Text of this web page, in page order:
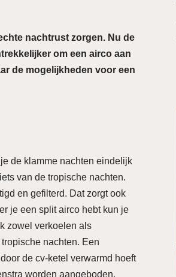
nachtrust zorgen. Nu de
om een airco aan
de mogelijkheden voor een
de klamme nachten eindelijk
van de tropische nachten.
en gefilterd. Dat zorgt ook
je een split airco hebt kun je
zowel verkoelen als
nachten. Een
de cv-ketel verwarmd hoeft
worden aangeboden,